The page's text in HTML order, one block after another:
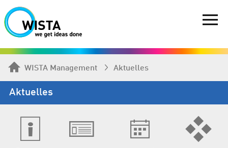
WISTA Management Aktuelles
Aktuelles